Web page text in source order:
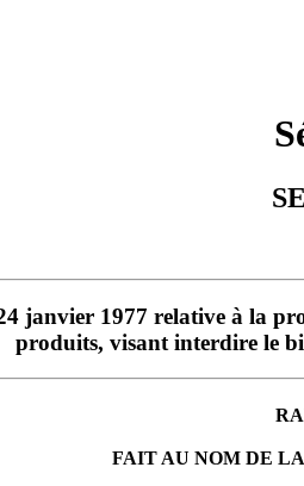
1977 relative à la
produits, visant interdire le
FAIT AU NOM DE